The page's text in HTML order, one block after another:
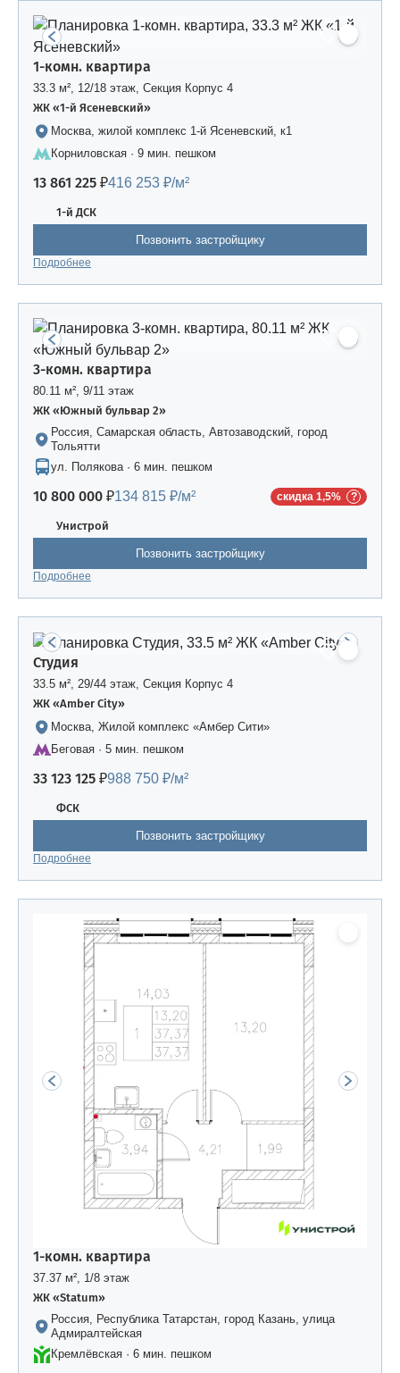
1-комн. квартира
33.3 м², 12/18 этаж, Секция Корпус 4
ЖК «1-й Ясеневский»
Москва, жилой комплекс 1-й Ясеневский, к1
Корниловская · 9 мин. пешком
13 861 225 ₽416 253 ₽/м²
1-й ДСК
Позвонить застройщику
Подробнее
3-комн. квартира
80.11 м², 9/11 этаж
ЖК «Южный бульвар 2»
Россия, Самарская область, Автозаводский, город
Тольятти
ул. Полякова · 6 мин. пешком
10 800 000 ₽134 815 ₽/м² скидка 1,5%
Унистрой
Позвонить застройщику
Подробнее
Студия
33.5 м², 29/44 этаж, Секция Корпус 4
ЖК «Amber Сity»
Москва, Жилой комплекс «Амбер Сити»
Беговая · 5 мин. пешком
33 123 125 ₽988 750 ₽/м²
ФСК
Позвонить застройщику
Подробнее
1-комн. квартира
37.37 м², 1/8 этаж
ЖК «Statum»
Россия, Республика Татарстан, город Казань, улица
Адмиралтейская
Кремлёвская · 6 мин. пешком